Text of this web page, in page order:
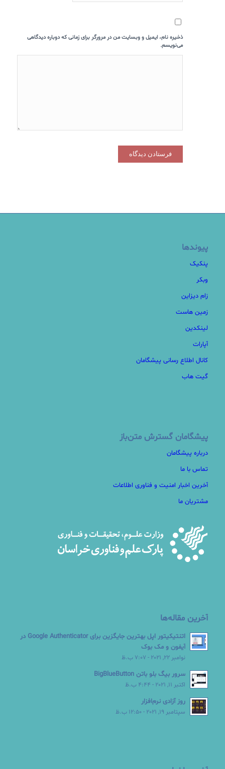
ذخیره نام، ایمیل و وبسایت من در مرورگر برای زمانی که دوباره دیدگاهی
می‌نویسم.
پیوندها
پنکیک
وبکر
زام دیزاین
زمین هاست
لینکدین
آپارات
کانال اطلاع رسانی پیشگامان
گیت هاب
پیشگامان گسترش متن‌باز
درباره پیشگامان
تماس با ما
آخرین اخبار امنیت و فناوری اطلاعات
مشتریان ما
آخرین مقاله‌ها
اتنتیکیتور اپل بهترین جایگزین برای Google Authenticator در
آیفون و مک بوک
نوامبر 22, 2021 - 7:07 ب.ظ
سرور بیگ بلو باتن BigBlueButton
اکتبر 11, 2021 - 4:44 ب.ظ
روز آزادی نرم‌افزار
سپتامبر 19, 2021 - 12:50 ب.ظ